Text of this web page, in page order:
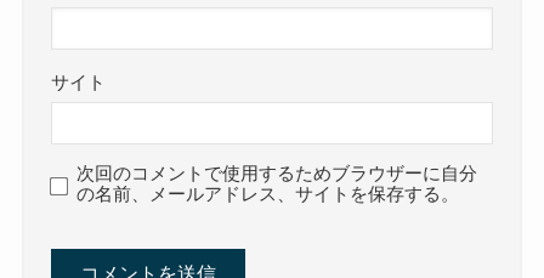
サイト
次回のコメントで使用するためブラウザーに自分
の名前、メールアドレス、サイトを保存する。